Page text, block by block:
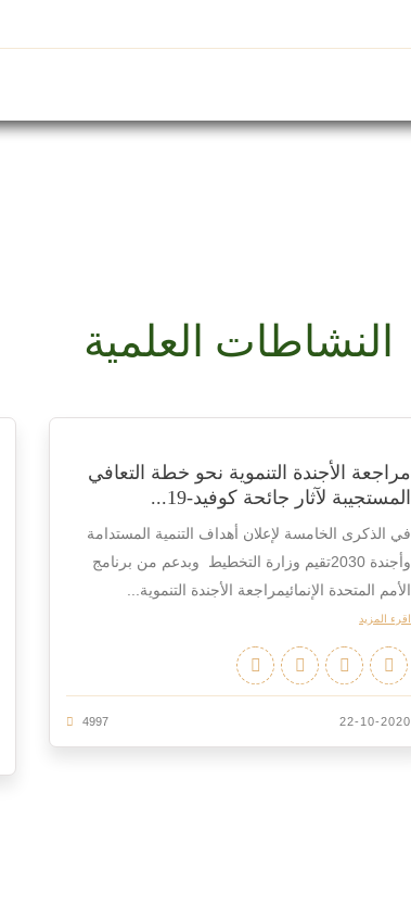
النشاطات العلمية
مراجعة الأجندة التنموية نحو خطة التعافي
المستجيبة لآثار جائحة كوفيد-19...
في الذكرى الخامسة لإعلان أهداف التنمية المستدامة
وأجندة 2030تقيم وزارة التخطيط وبدعم من برنامج
الأمم المتحدة الإنمائيمراجعة الأجندة التنموية...
اقرء المزيد
22-10-2020
4997